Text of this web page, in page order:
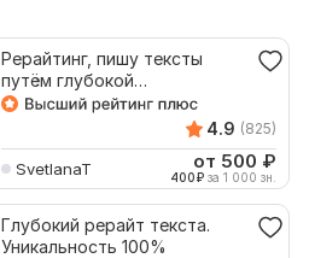
Рерайтинг, пишу тексты
путём глубокой
переработки материалов
4.9 (825)
SvetlanaT от 500 ₽
400₽ за 1 000 зн.
Глубокий рерайт текста.
Уникальность 100%